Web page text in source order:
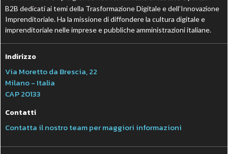
B2B dedicati ai temi della Trasformazione Digitale e dell’Innovazione
Imprenditoriale. Ha la missione di diffondere la cultura digitale e
imprenditoriale nelle imprese e pubbliche amministrazioni italiane.
Indirizzo
Via Moretto da Brescia, 22
Milano - Italia
CAP 20133
Contatti
Contatta il nostro team per maggiori informazioni